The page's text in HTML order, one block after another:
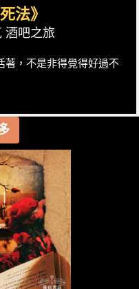
法》
吧之旅
著，不是非得覺得好過不